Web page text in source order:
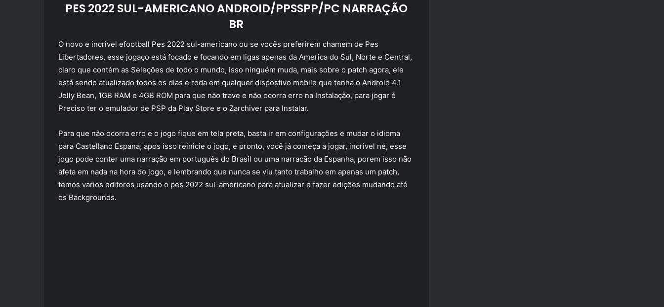
PES 2022 SUL-AMERICANO ANDROID/PPSSPP/PC NARRAÇÃO
BR
O novo e incrivel efootball Pes 2022 sul-americano ou se vocês preferirem chamem de Pes
Libertadores, esse jogaço está focado e focando em ligas apenas da America do Sul, Norte e Central,
claro que contém as Seleções de todo o mundo, isso ninguém muda, mais sobre o patch agora, ele
está sendo atualizado todos os dias e roda em qualquer dispostivo mobile que tenha o Android 4.1
Jelly Bean, 1GB RAM e 4GB ROM para que não trave e não ocorra erro na Instalação, para jogar é
Preciso ter o emulador de PSP da Play Store e o Zarchiver para Instalar.
Para que não ocorra erro e o jogo fique em tela preta, basta ir em configurações e mudar o idioma
para Castellano Espana, apos isso reinicie o jogo, e pronto, você já começa a jogar, incrivel né, esse
jogo pode conter uma narração em português do Brasil ou uma narracão da Espanha, porem isso não
afeta em nada na hora do jogo, e lembrando que nunca se viu tanto trabalho em apenas um patch,
temos varios editores usando o pes 2022 sul-americano para atualizar e fazer edições mudando até
os Backgrounds.